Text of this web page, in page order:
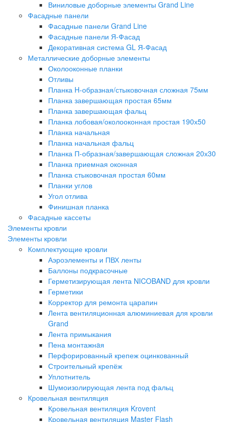
Виниловые доборные элементы Grand Line
Фасадные панели
Фасадные панели Grand Line
Фасадные панели Я-Фасад
Декоративная система GL Я-Фасад
Металлические доборные элементы
Околооконные планки
Отливы
Планка H-образная/стыковочная сложная 75мм
Планка завершающая простая 65мм
Планка завершающая фальц
Планка лобовая/околооконная простая 190х50
Планка начальная
Планка начальная фальц
Планка П-образная/завершающая сложная 20х30
Планка приемная оконная
Планка стыковочная простая 60мм
Планки углов
Угол отлива
Финишная планка
Фасадные кассеты
Элементы кровли
Элементы кровли
Комплектующие кровли
Аэроэлементы и ПВХ ленты
Баллоны подкрасочные
Герметизирующая лента NICOBAND для кровли
Герметики
Корректор для ремонта царапин
Лента вентиляционная алюминиевая для кровли
Grand
Лента примыкания
Пена монтажнaя
Перфорированный крепеж оцинкованный
Строительный крепёж
Уплотнитель
Шумоизолирующая лента под фальц
Кровельная вентиляция
Кровельная вентиляция Krovent
Кровельная вентиляция Master Flash